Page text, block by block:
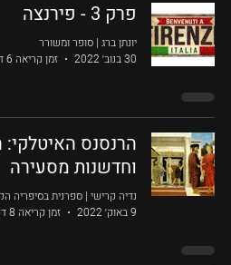
פרק 3 - פירנצה
יונתן ברג | סופר ומשורר
30 בנוב׳ 2022
זמן קריאה 6 דקות
הרנסנס האיטלקי:
וחדשנות מסעירה
נדיה קרישי | ספרנית בסיפריה
9 באוק׳ 2022
זמן קריאה 8 דקות